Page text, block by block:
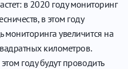
в 2020 году мониторинг
в этом году
увеличится на
километров.
году будут проводить